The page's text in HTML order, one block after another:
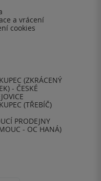
a vrácení
cookies
(ZKRÁCENÝ
- ČESKÉ
(TŘEBÍČ)
PRODEJNY
- OC HANÁ)